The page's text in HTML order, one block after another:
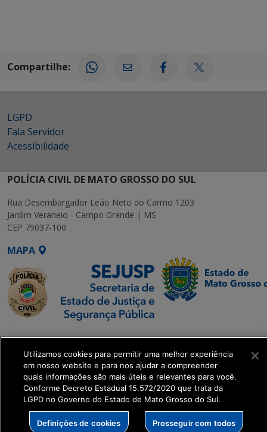
Compartilhe:
LGPD
Fala Servidor
Acessibilidade
POLÍCIA CIVIL DE MATO GROSSO DO SUL
Rua Desembargador Leão Neto do Carmo 1203
Jardim Veraneio - Campo Grande | MS
CEP 79037-100
MAPA
SETDIG | Secretaria-
Executiva de
Transformação Digital
get_footer();
Utilizamos cookies para permitir uma melhor experiência
em nosso website e para nos ajudar a compreender
quais informações são mais úteis e relevantes para você.
Conforme Decreto Estadual 15.572/2020 que trata da
LGPD no Governo do Estado de Mato Grosso do Sul.
Definições de cookies Prosseguir com todos